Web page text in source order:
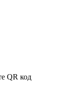
QR код